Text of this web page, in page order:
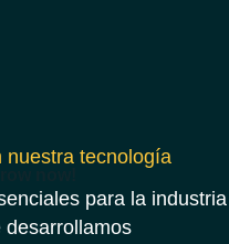
nuestra tecnología
para la industria
desarrollamos